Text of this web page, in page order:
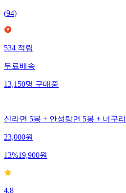
(94)
534 적립
무료배송
13,150명 구매중
신라면 5봉 + 안성탕면 5봉 + 너구
23,000원
13%19,900원
4.8